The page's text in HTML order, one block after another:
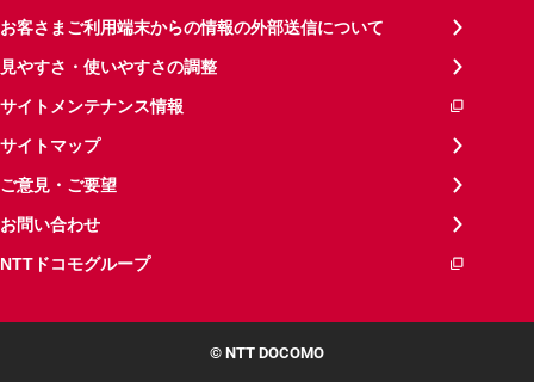
お客さまご利用端末からの情報の外部送信について
見やすさ・使いやすさの調整
サイトメンテナンス情報
サイトマップ
ご意見・ご要望
お問い合わせ
NTTドコモグループ
© NTT DOCOMO